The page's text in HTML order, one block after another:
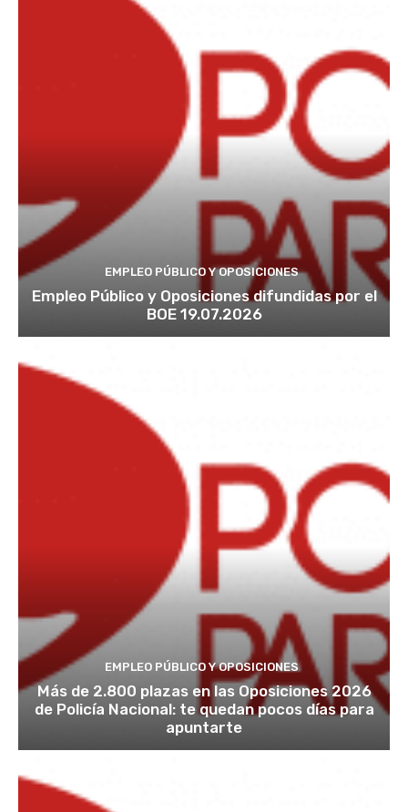
EMPLEO PÚBLICO Y OPOSICIONES
Empleo Público y Oposiciones difundidas por el
BOE 19.07.2026
EMPLEO PÚBLICO Y OPOSICIONES
Más de 2.800 plazas en las Oposiciones 2026
de Policía Nacional: te quedan pocos días para
apuntarte